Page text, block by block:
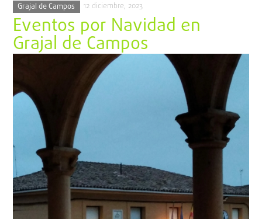
Grajal de Campos 12 diciembre, 2023
Eventos por Navidad en
Grajal de Campos